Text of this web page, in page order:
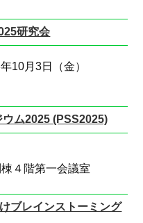
研究会
10月3日（金）
ム2025 (PSS2025)
４階第一会議室
ブレインストーミング